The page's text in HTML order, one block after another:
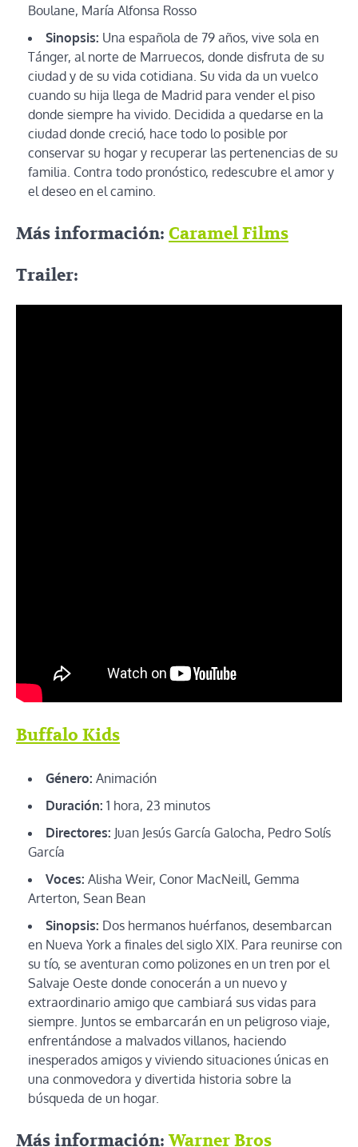
Boulane, María Alfonsa Rosso
Sinopsis: Una española de 79 años, vive sola en
Tánger, al norte de Marruecos, donde disfruta de su
ciudad y de su vida cotidiana. Su vida da un vuelco
cuando su hija llega de Madrid para vender el piso
donde siempre ha vivido. Decidida a quedarse en la
ciudad donde creció, hace todo lo posible por
conservar su hogar y recuperar las pertenencias de su
familia. Contra todo pronóstico, redescubre el amor y
el deseo en el camino.
Más información: Caramel Films
Trailer:
Buffalo Kids
Género: Animación
Duración: 1 hora, 23 minutos
Directores: Juan Jesús García Galocha, Pedro Solís
García
Voces: Alisha Weir, Conor MacNeill, Gemma
Arterton, Sean Bean
Sinopsis: Dos hermanos huérfanos, desembarcan
en Nueva York a finales del siglo XIX. Para reunirse con
su tío, se aventuran como polizones en un tren por el
Salvaje Oeste donde conocerán a un nuevo y
extraordinario amigo que cambiará sus vidas para
siempre. Juntos se embarcarán en un peligroso viaje,
enfrentándose a malvados villanos, haciendo
inesperados amigos y viviendo situaciones únicas en
una conmovedora y divertida historia sobre la
búsqueda de un hogar.
Más información:Warner Bros